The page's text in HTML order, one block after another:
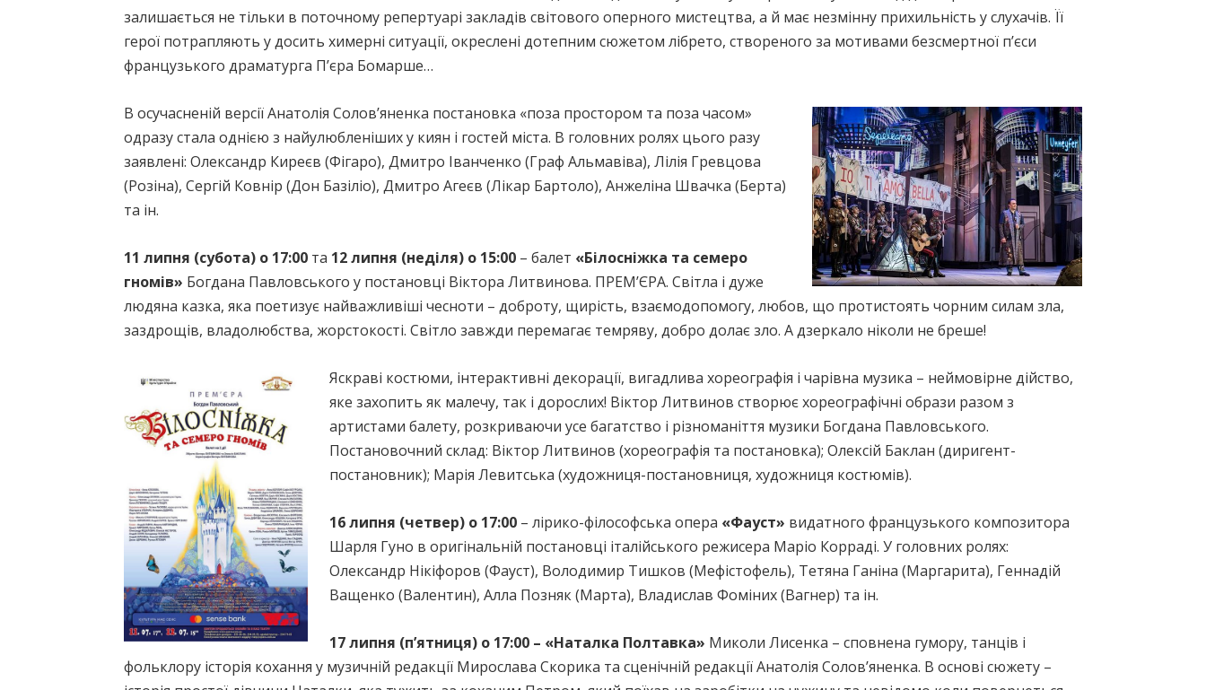
залишається не тільки в поточному репертуарі закладів світового оперного мистецтва, а й має незмінну прихильність у слухачів. Її
герої потрапляють у досить химерні ситуації, окреслені дотепним сюжетом лібрето, створеного за мотивами безсмертної п’єси
французького драматурга П’єра Бомарше…
В осучасненій версії Анатолія Солов’яненка постановка «поза простором та поза часом»
одразу стала однією з найулюбленіших у киян і гостей міста. В головних ролях цього разу
заявлені: Олександр Киреєв (Фігаро), Дмитро Іванченко (Граф Альмавіва), Лілія Гревцова
(Розіна), Сергій Ковнір (Дон Базіліо), Дмитро Агеєв (Лікар Бартоло), Анжеліна Швачка (Берта)
та ін.
11 липня (субота) о 17:00 та 12 липня (неділя) о 15:00 – балет «Білосніжка та семеро
гномів» Богдана Павловського у постановці Віктора Литвинова. ПРЕМ’ЄРА. Світла і дуже
людяна казка, яка поетизує найважливіші чесноти – доброту, щирість, взаємодопомогу, любов, що протистоять чорним силам зла,
заздрощів, владолюбства, жорстокості. Світло завжди перемагає темряву, добро долає зло. А дзеркало ніколи не бреше!
Яскраві костюми, інтерактивні декорації, вигадлива хореографія і чарівна музика – неймовірне дійство,
яке захопить як малечу, так і дорослих! Віктор Литвинов створює хореографічні образи разом з
артистами балету, розкриваючи усе багатство і різноманіття музики Богдана Павловського.
Постановочний склад: Віктор Литвинов (хореографія та постановка); Олексій Баклан (диригент-
постановник); Марія Левитська (художниця-постановниця, художниця костюмів).
16 липня (четвер) о 17:00 – лірико-філософська опера «Фауст» видатного французького композитора
Шарля Гуно в оригінальній постановці італійського режисера Маріо Корраді. У головних ролях:
Олександр Нікіфоров (Фауст), Володимир Тишков (Мефістофель), Тетяна Ганіна (Маргарита), Геннадій
Ващенко (Валентин), Алла Позняк (Марта), Владислав Фоміних (Вагнер) та ін.
17 липня (п’ятниця) о 17:00 – «Наталка Полтавка» Миколи Лисенка – сповнена гумору, танців і
фольклору історія кохання у музичній редакції Мирослава Скорика та сценічній редакції Анатолія Солов’яненка. В основі сюжету –